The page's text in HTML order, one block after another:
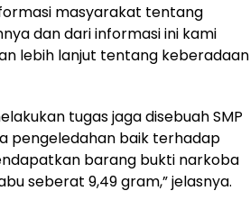
masyarakat tentang
dan dari informasi ini kami
lebih lanjut tentang keberadaan
tugas jaga disebuah SMP
pengeledahan baik terhadap
barang bukti narkoba
seberat 9,49 gram,” jelasnya.